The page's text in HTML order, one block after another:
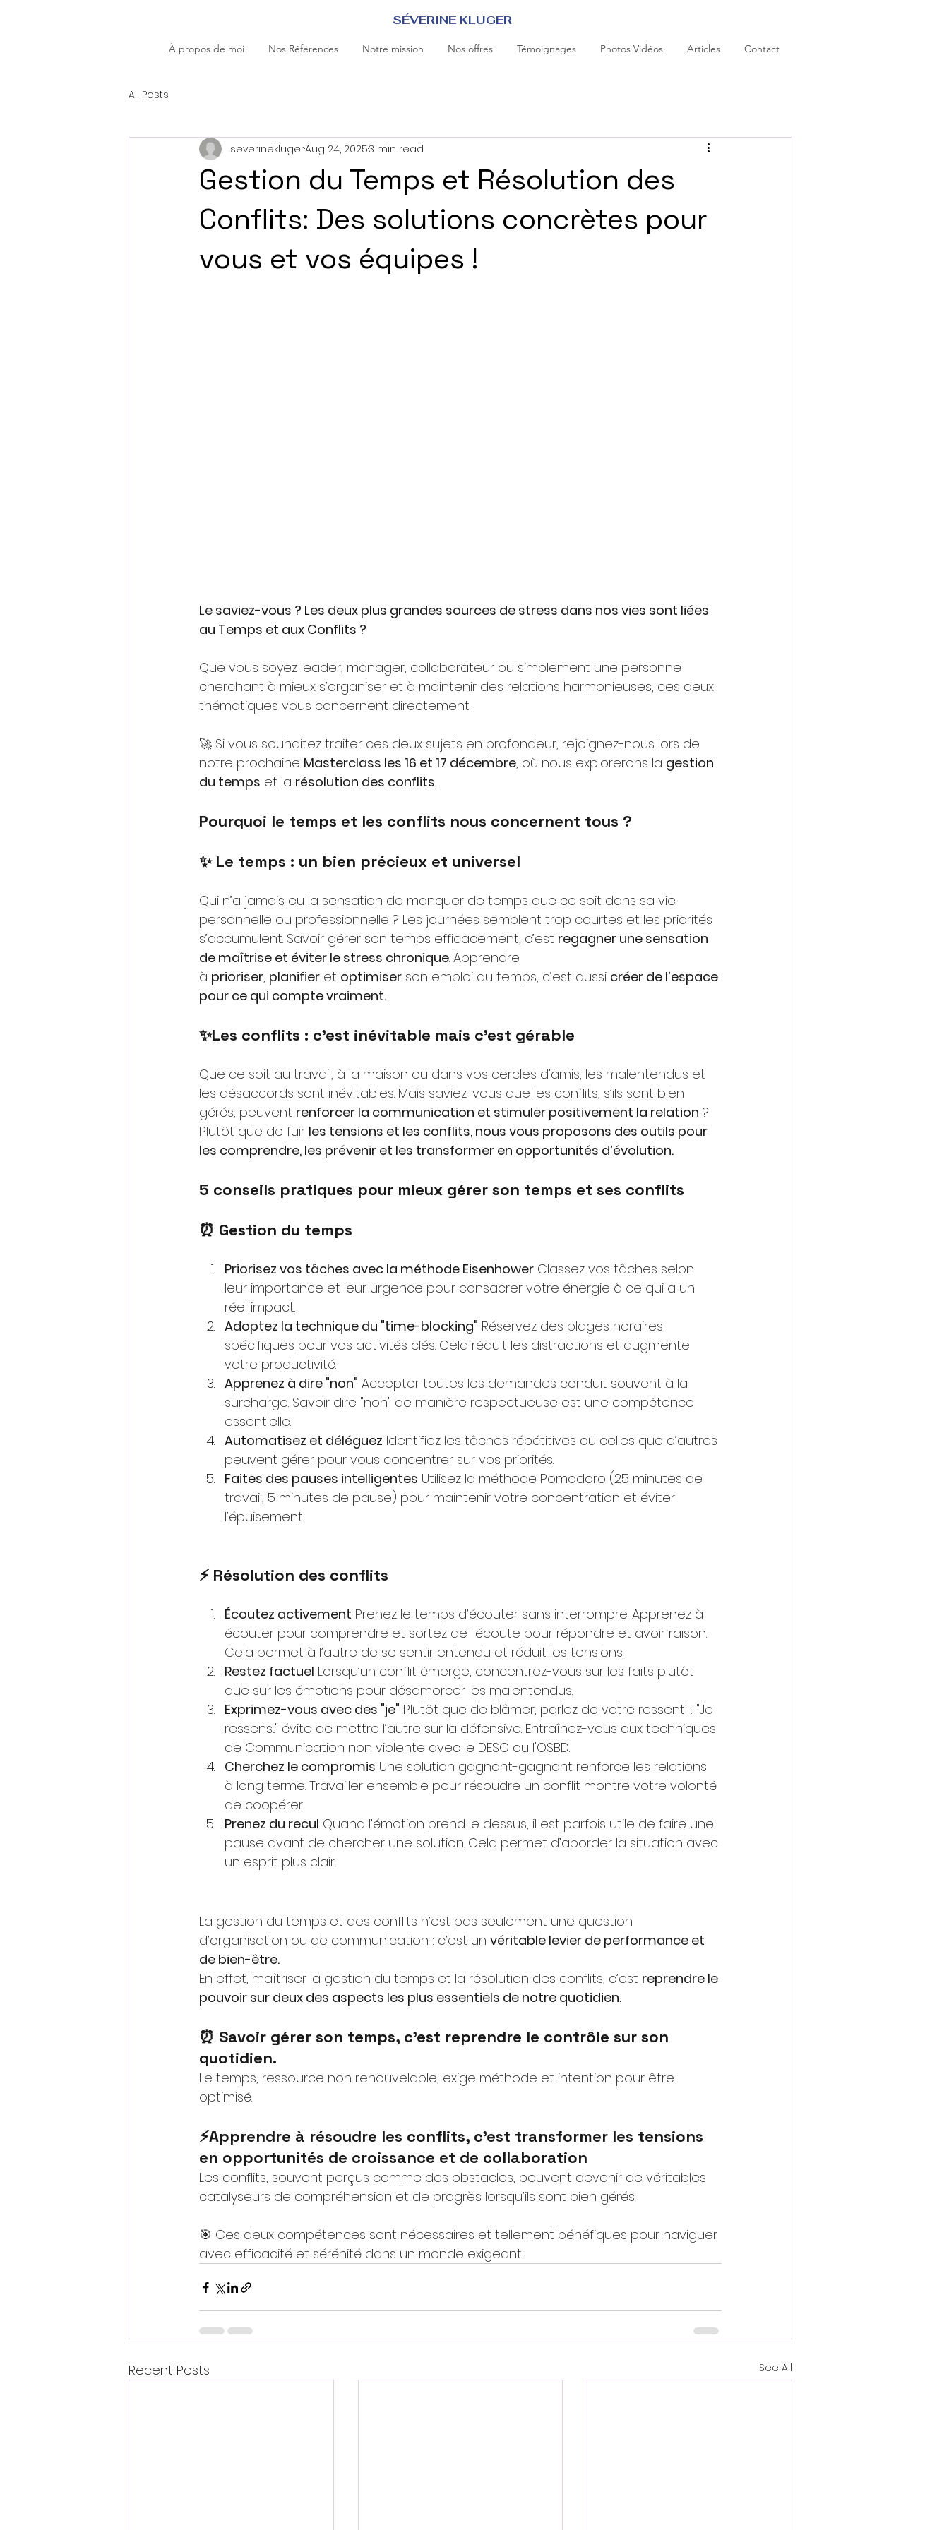
SÉVERINE KLUGER
À propos de moi Nos Références Notre mission Nos offres Témoignages Photos Vidéos Articles Contact
All Posts
Gestion du Temps et Résolution des
Conflits: Des solutions concrètes pour
vous et vos équipes !
severineklugerAug 24, 20253 min read
Le saviez-vous ? Les deux plus grandes sources de stress dans nos vies sont liées
au Temps et aux Conflits ?
Que vous soyez leader, manager, collaborateur ou simplement une personne
cherchant à mieux s’organiser et à maintenir des relations harmonieuses, ces deux
thématiques vous concernent directement.
🚀 Si vous souhaitez traiter ces deux sujets en profondeur, rejoignez-nous lors de
notre prochaine Masterclass les 16 et 17 décembre, où nous explorerons la gestion
du temps et la résolution des conflits.
Pourquoi le temps et les conflits nous concernent tous ?
✨ Le temps : un bien précieux et universel
Qui n’a jamais eu la sensation de manquer de temps que ce soit dans sa vie
personnelle ou professionnelle ? Les journées semblent trop courtes et les priorités
s’accumulent. Savoir gérer son temps efficacement, c’est regagner une sensation
de maîtrise et éviter le stress chronique. Apprendre
à prioriser, planifier et optimiser son emploi du temps, c’est aussi créer de l’espace
pour ce qui compte vraiment.
✨Les conflits : c'est inévitable mais c'est gérable
Que ce soit au travail, à la maison ou dans vos cercles d'amis, les malentendus et
les désaccords sont inévitables. Mais saviez-vous que les conflits, s’ils sont bien
gérés, peuvent renforcer la communication et stimuler positivement la relation ?
Plutôt que de fuir les tensions et les conflits, nous vous proposons des outils pour
les comprendre, les prévenir et les transformer en opportunités d’évolution.
5 conseils pratiques pour mieux gérer son temps et ses conflits
⏰ Gestion du temps
Priorisez vos tâches avec la méthode Eisenhower Classez vos tâches selon
leur importance et leur urgence pour consacrer votre énergie à ce qui a un
réel impact.
Adoptez la technique du "time-blocking" Réservez des plages horaires
spécifiques pour vos activités clés. Cela réduit les distractions et augmente
votre productivité.
Apprenez à dire "non" Accepter toutes les demandes conduit souvent à la
surcharge. Savoir dire "non" de manière respectueuse est une compétence
essentielle.
Automatisez et déléguez Identifiez les tâches répétitives ou celles que d’autres
peuvent gérer pour vous concentrer sur vos priorités.
Faites des pauses intelligentes Utilisez la méthode Pomodoro (25 minutes de
travail, 5 minutes de pause) pour maintenir votre concentration et éviter
l’épuisement.
⚡️ Résolution des conflits
Écoutez activement Prenez le temps d’écouter sans interrompre. Apprenez à
écouter pour comprendre et sortez de l'écoute pour répondre et avoir raison.
Cela permet à l’autre de se sentir entendu et réduit les tensions.
Restez factuel Lorsqu’un conflit émerge, concentrez-vous sur les faits plutôt
que sur les émotions pour désamorcer les malentendus.
Exprimez-vous avec des "je" Plutôt que de blâmer, parlez de votre ressenti : "Je
ressens..." évite de mettre l’autre sur la défensive. Entraînez-vous aux techniques
de Communication non violente avec le DESC ou l'OSBD.
Cherchez le compromis Une solution gagnant-gagnant renforce les relations
à long terme. Travailler ensemble pour résoudre un conflit montre votre volonté
de coopérer.
Prenez du recul Quand l’émotion prend le dessus, il est parfois utile de faire une
pause avant de chercher une solution. Cela permet d’aborder la situation avec
un esprit plus clair.
La gestion du temps et des conflits n’est pas seulement une question
d’organisation ou de communication : c’est un véritable levier de performance et
de bien-être.
En effet, maîtriser la gestion du temps et la résolution des conflits, c’est reprendre le
pouvoir sur deux des aspects les plus essentiels de notre quotidien.
⏰ Savoir gérer son temps, c’est reprendre le contrôle sur son
quotidien.
Le temps, ressource non renouvelable, exige méthode et intention pour être
optimisé.
⚡️Apprendre à résoudre les conflits, c’est transformer les tensions
en opportunités de croissance et de collaboration
Les conflits, souvent perçus comme des obstacles, peuvent devenir de véritables
catalyseurs de compréhension et de progrès lorsqu’ils sont bien gérés.
🎯 Ces deux compétences sont nécessaires et tellement bénéfiques pour naviguer
avec efficacité et sérénité dans un monde exigeant.
Recent Posts See All